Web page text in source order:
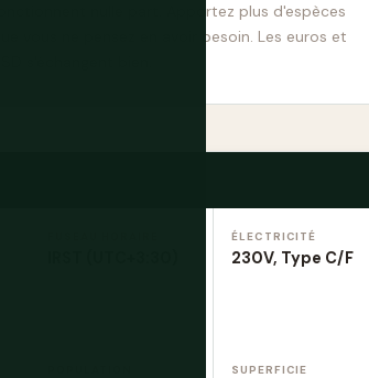
fonctionnent nulle part. Apportez plus d'espèces
que vous ne pensez en avoir besoin. Les euros et
ÉLECTRICITÉ
230V, Type C/F
SUPERFICIE